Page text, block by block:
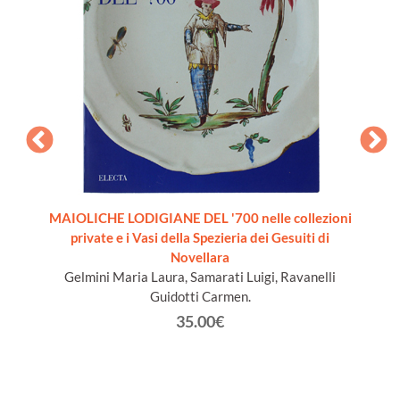
MAIOLICHE LODIGIANE DEL '700 nelle collezioni
private e i Vasi della Spezieria dei Gesuiti di
Novellara
Gelmini Maria Laura, Samarati Luigi, Ravanelli
Guidotti Carmen.
35.00€